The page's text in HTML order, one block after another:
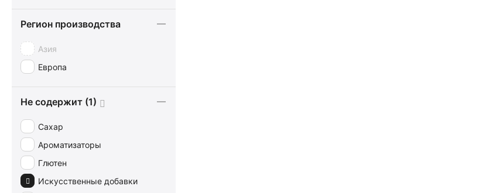
Регион производства
Азия
Европа
Не содержит (1)
Сахар
Ароматизаторы
Глютен
Искусственные добавки